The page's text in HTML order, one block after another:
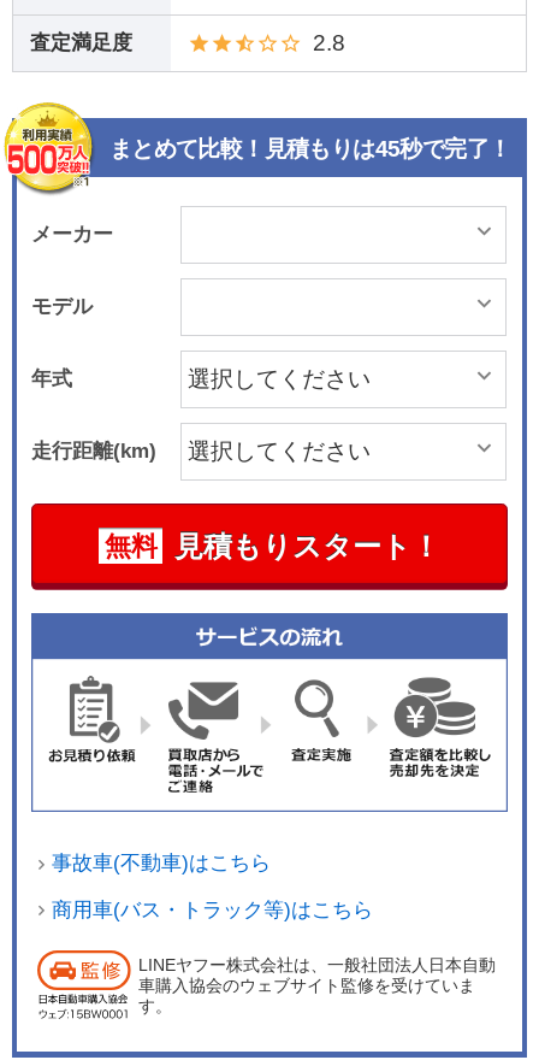
査定満足度 2.8
まとめて比較！見積もりは45秒で完了！
メーカー
モデル
年式
走行距離(km)
無料 見積もりスタート！
事故車(不動車)はこちら
商用車(バス・トラック等)はこちら
LINEヤフー株式会社は、一般社団法人日本自動
車購入協会のウェブサイト監修を受けていま
す。